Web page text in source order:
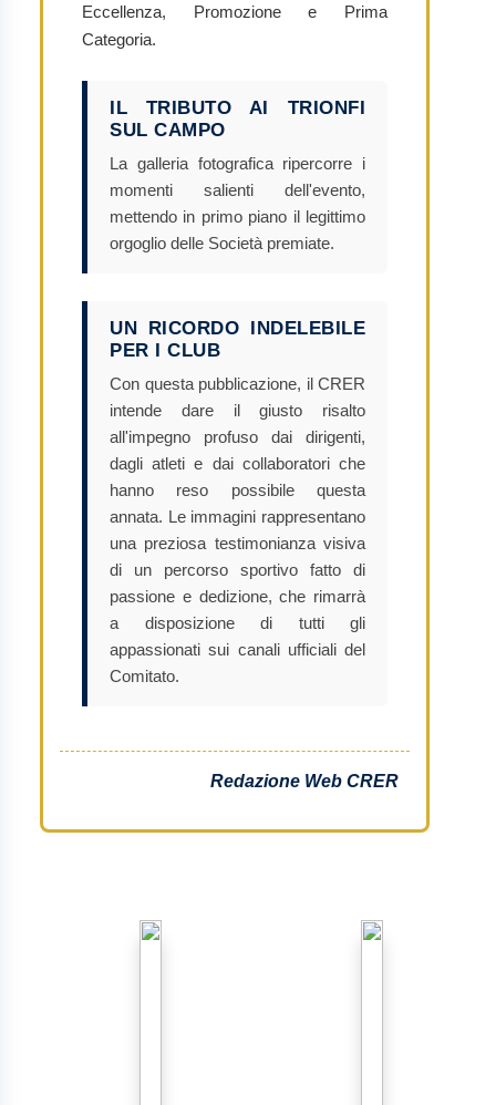
Eccellenza, Promozione e Prima
Categoria.
IL TRIBUTO AI TRIONFI
SUL CAMPO
La galleria fotografica ripercorre i
momenti salienti dell'evento,
mettendo in primo piano il legittimo
orgoglio delle Società premiate.
UN RICORDO INDELEBILE
PER I CLUB
Con questa pubblicazione, il CRER
intende dare il giusto risalto
all'impegno profuso dai dirigenti,
dagli atleti e dai collaboratori che
hanno reso possibile questa
annata. Le immagini rappresentano
una preziosa testimonianza visiva
di un percorso sportivo fatto di
passione e dedizione, che rimarrà
a disposizione di tutti gli
appassionati sui canali ufficiali del
Comitato.
Redazione Web CRER